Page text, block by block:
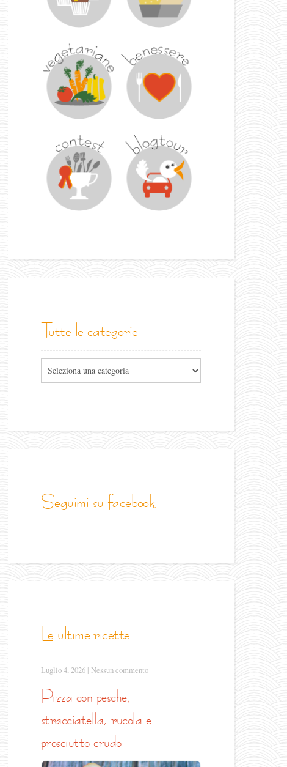
tutte le categorie
seguimi su facebook
le ultime ricette...
Luglio 4, 2026 | Nessun commento
pizza con pesche,
stracciatella, rucola e
prosciutto crudo